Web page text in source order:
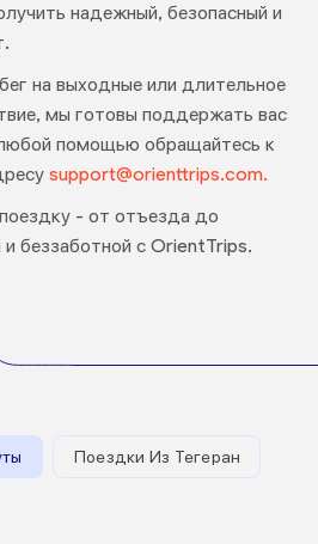
надежный, безопасный и
на выходные или длительное
мы готовы поддержать вас
помощью обращайтесь к
support@orienttrips.com.
- от отъезда до
беззаботной с OrientTrips.
Поездки Из Тегеран